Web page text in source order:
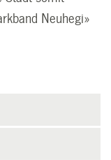
Neuhegi»